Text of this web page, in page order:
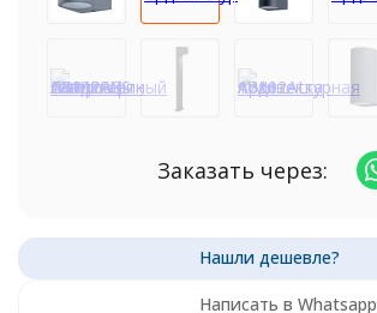
Заказать через:
Написать в Whatsapp